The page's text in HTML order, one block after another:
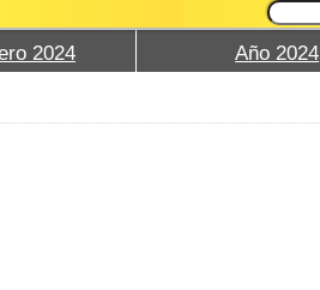
2024 Año 2024